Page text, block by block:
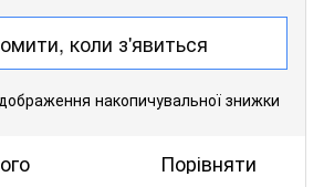
коли з'явиться
накопичувальної знижки
Порівняти